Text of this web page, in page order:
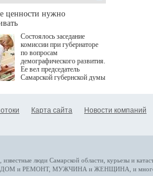
определенными барьерами.
К ним можно отнести
возникающие при работе с
данными пациентов. Для
более динамичного роста
проникновения инноваций в
сегмент необходимо кросс-
отраслевое взаимодействие
рассказала Ольга Сорокина,
ходе сессии "Развитие
качества жизни" в рамках
ПМЭФ 2025. В дискуссии
ценности нужно
Состоялось заседание
комиссии при губернаторе
по вопросам
демографического развития.
Ее вел председатель
Самарской губернской думы
Карта сайта Новости компаний
известные люди Самарской области, курьезы и
ДОМ и РЕМОНТ, МУЖЧИНА и ЖЕНЩИНА , и